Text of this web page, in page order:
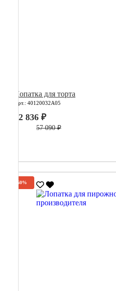
Лопатка для торта
Арт.: 40120032А05
22 836 ₽
57 090 ₽
-60%